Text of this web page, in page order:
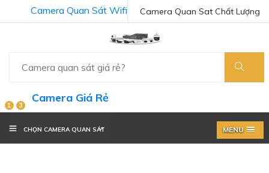
Camera Quan Sat Chất Lượng
Camera Quan Sát Wifi
1 3
Camera Giá Rẻ
CHỌN CAMERA QUAN SÁT MENU